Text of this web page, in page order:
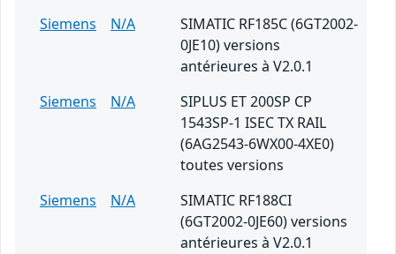
Siemens
N/A
SIMATIC RF185C (6GT2002-
0JE10) versions
antérieures à V2.0.1
Siemens
N/A
SIPLUS ET 200SP CP
1543SP-1 ISEC TX RAIL
(6AG2543-6WX00-4XE0)
toutes versions
Siemens
N/A
SIMATIC RF188CI
(6GT2002-0JE60) versions
antérieures à V2.0.1